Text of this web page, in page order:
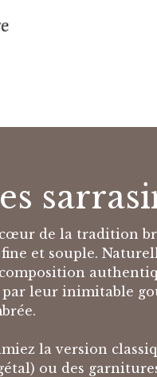
de la tradition
et souple.
leur inimitable
la version
ou des